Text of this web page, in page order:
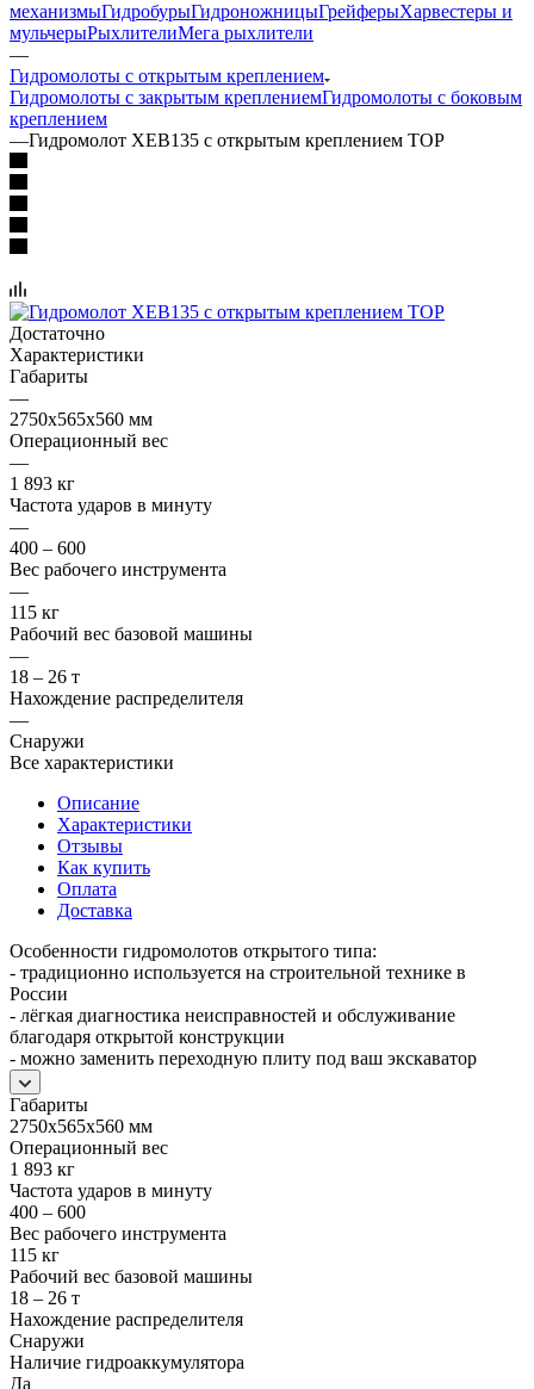
механизмыГидробурыГидроножницыГрейферыХарвестеры и
мульчерыРыхлителиМега рыхлители
—
Гидромолоты с открытым креплением
Гидромолоты с закрытым креплениемГидромолоты с боковым
креплением
—Гидромолот XEB135 с открытым креплением TOP
Достаточно
Характеристики
Габариты
—
2750х565х560 мм
Операционный вес
—
1 893 кг
Частота ударов в минуту
—
400 – 600
Вес рабочего инструмента
—
115 кг
Рабочий вес базовой машины
—
18 – 26 т
Нахождение распределителя
—
Снаружи
Все характеристики
Описание
Характеристики
Отзывы
Как купить
Оплата
Доставка
Особенности гидромолотов открытого типа:
- традиционно используется на строительной технике в
России
- лёгкая диагностика неисправностей и обслуживание
благодаря открытой конструкции
- можно заменить переходную плиту под ваш экскаватор
Габариты
2750х565х560 мм
Операционный вес
1 893 кг
Частота ударов в минуту
400 – 600
Вес рабочего инструмента
115 кг
Рабочий вес базовой машины
18 – 26 т
Нахождение распределителя
Снаружи
Наличие гидроаккумулятора
Да